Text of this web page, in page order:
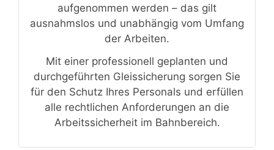
aufgenommen werden – das gilt
ausnahmslos und unabhängig vom Umfang
der Arbeiten.
Mit einer professionell geplanten und
durchgeführten Gleissicherung sorgen Sie
für den Schutz Ihres Personals und erfüllen
alle rechtlichen Anforderungen an die
Arbeitssicherheit im Bahnbereich.